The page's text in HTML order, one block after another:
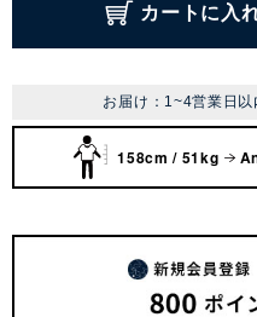
カートに入
お届け：1~4営業日以
158cm / 51kg